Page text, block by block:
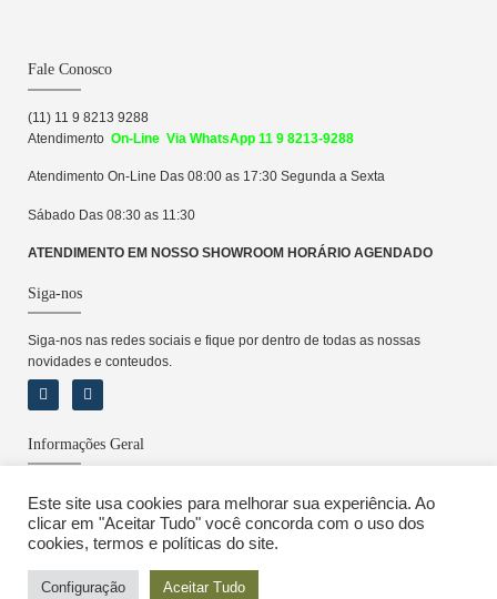
Fale Conosco
(11) 11 9 8213 9288
Atendimento On-Line Via WhatsApp 11 9 8213-9288
Atendimento On-Line Das 08:00 as 17:30 Segunda a Sexta
Sábado Das 08:30 as 11:30
ATENDIMENTO EM NOSSO SHOWROOM HORÁRIO AGENDADO
Siga-nos
Siga-nos nas redes sociais e fique por dentro de todas as nossas
novidades e conteudos.
Informações Geral
Política de Privacidade
Locação e Pagamento
Este site usa cookies para melhorar sua experiência. Ao
clicar em "Aceitar Tudo" você concorda com o uso dos
cookies, termos e políticas do site.
Configuração Aceitar Tudo